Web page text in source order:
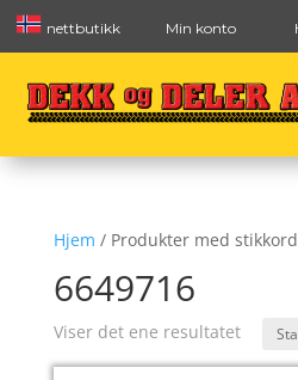
nettbutikk Min konto
Hjem / Produkter med stikkord
6649716
Viser det ene resultatet